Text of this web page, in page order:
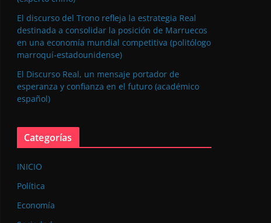
El discurso del Trono refleja la estrategia Real
destinada a consolidar la posición de Marruecos
en una economía mundial competitiva (politólogo
marroquí-estadounidense)
El Discurso Real, un mensaje portador de
esperanza y confianza en el futuro (académico
español)
Categorías
INICIO
Política
Economía